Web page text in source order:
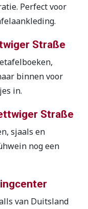
Perfect voor
Straße
binnen voor
in.
Straße
sjaals en
nog een
van Duitsland